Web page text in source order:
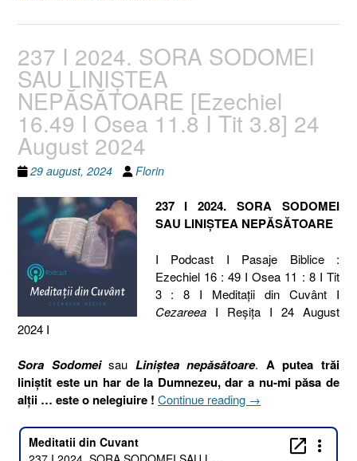
237 I 2024. SORA SODOMEI
SAU LINIȘTEA
NEPĂSĂTOARE [Ezechiel
16.49 I Osea 11.8 I Tit 3.8] 24
August 2024
29 august, 2024 Florin
237 I 2024. SORA SODOMEI
SAU LINIȘTEA NEPĂSĂTOARE
I Podcast I Pasaje Biblice :
Ezechiel 16 : 49 I Osea 11 : 8 I Tit
3 : 8 I Meditaţii din Cuvânt I
CezareeaI Reşiţa I 24 August
2024 I
Sora Sodomeisau Liniștea nepăsătoare. A putea trăi
liniștit este un har de la Dumnezeu, dar a nu-mi păsa de
alții … este o nelegiuire ! Continue reading „237
2024.
→